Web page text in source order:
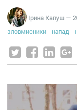
Ірина Капуш —
зловмисники
напад